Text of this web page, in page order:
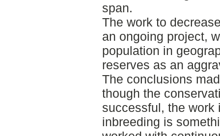
span.
The work to
an ongoing project,
population in
reserves as an
The conclusions
though the
successful, the work
inbreeding is